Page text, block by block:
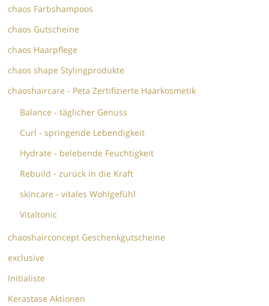
chaos Farbshampoos
chaos Gutscheine
chaos Haarpflege
chaos shape Stylingprodukte
chaoshaircare - Peta Zertifizierte Haarkosmetik
Balance - täglicher Genuss
Curl - springende Lebendigkeit
Hydrate - belebende Feuchtigkeit
Rebuild - zurück in die Kraft
skincare - vitales Wohlgefühl
Vitaltonic
chaoshairconcept Geschenkgutscheine
exclusive
Initialiste
Kerastase Aktionen